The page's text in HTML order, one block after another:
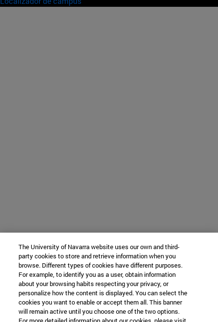
The University of Navarra website uses our own and third-
party cookies to store and retrieve information when you
browse. Different types of cookies have different purposes.
For example, to identify you as a user, obtain information
about your browsing habits respecting your privacy, or
personalize how the content is displayed. You can select the
cookies you want to enable or accept them all. This banner
will remain active until you choose one of the two options.